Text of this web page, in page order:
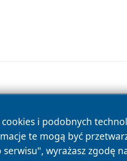
cookies i podobnych
te mogą być
wyrażasz zgodę